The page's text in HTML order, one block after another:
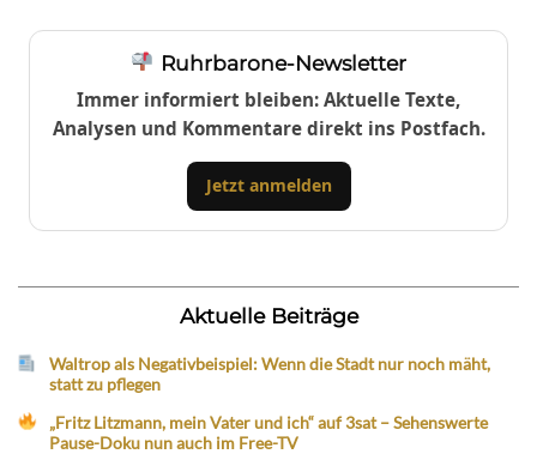
Ruhrbarone-Newsletter
Immer informiert bleiben: Aktuelle Texte,
Analysen und Kommentare direkt ins Postfach.
Jetzt anmelden
Aktuelle Beiträge
Waltrop als Negativbeispiel: Wenn die Stadt nur noch mäht,
statt zu pflegen
„Fritz Litzmann, mein Vater und ich“ auf 3sat – Sehenswerte
Pause-Doku nun auch im Free-TV